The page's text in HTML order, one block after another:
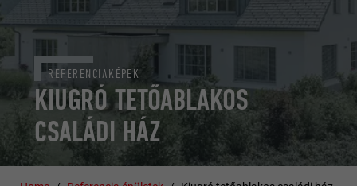
KIUGRÓ TETŐABLAKOS
CSALÁDI HÁZ
REFERENCIAKÉPEK